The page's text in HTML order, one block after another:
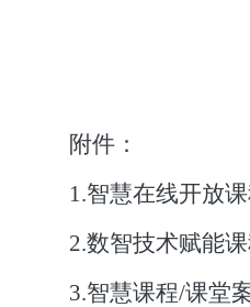
附件：
1.智慧在线开放
2.数智技术赋能
3.智慧课程/课堂